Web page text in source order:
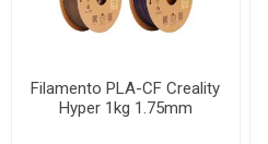
Filamento PLA-CF Creality
Hyper 1kg 1.75mm